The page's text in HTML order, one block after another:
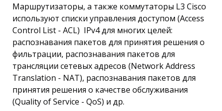
Маршрутизаторы, а также коммутаторы L3 Cisco
используют списки управления доступом (Access
Control List - ACL) IPv4 для многих целей:
распознавания пакетов для принятия решения о
фильтрации, распознавания пакетов для
трансляции сетевых адресов (Network Address
Translation - NAT), распознавания пакетов для
принятия решения о качестве обслуживания
(Quality of Service - QoS) и др.